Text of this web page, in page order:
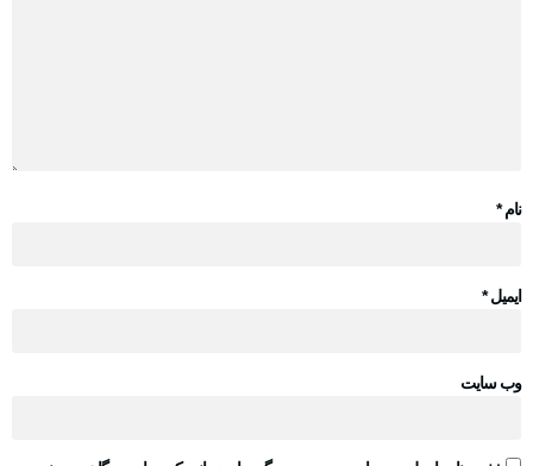
نام*
ایمیل*
وب‌ سایت